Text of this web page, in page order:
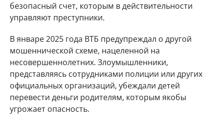
безопасный счет, которым в действительности
управляют преступники.
В январе 2025 года ВТБ предупреждал о другой
мошеннической схеме, нацеленной на
несовершеннолетних. Злоумышленники,
представляясь сотрудниками полиции или других
официальных организаций, убеждали детей
перевести деньги родителям, которым якобы
угрожает опасность.